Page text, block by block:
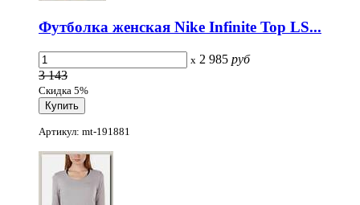
Футболка женская Nike Infinite Top LS...
x 2 985 руб
3 143
Скидка 5%
Артикул: mt-191881